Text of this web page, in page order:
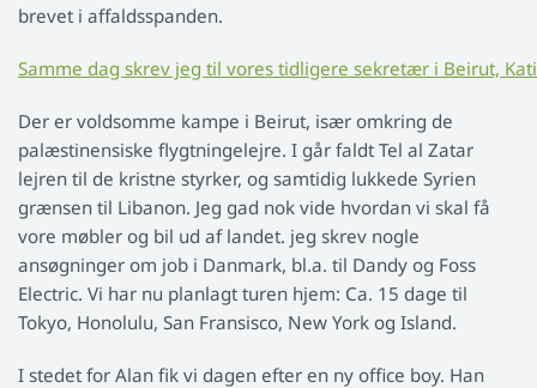
brevet i affaldsspanden.
Samme dag skrev jeg til vores tidligere sekretær i Beirut,
Der er voldsomme kampe i Beirut, især omkring de
palæstinensiske flygtningelejre. I går faldt Tel al Zatar
lejren til de kristne styrker, og samtidig lukkede Syrien
grænsen til Libanon. Jeg gad nok vide hvordan vi skal få
vore møbler og bil ud af landet. jeg skrev nogle
ansøgninger om job i Danmark, bl.a. til Dandy og Foss
Electric. Vi har nu planlagt turen hjem: Ca. 15 dage til
Tokyo, Honolulu, San Fransisco, New York og Island.
I stedet for Alan fik vi dagen efter en ny office boy. Han